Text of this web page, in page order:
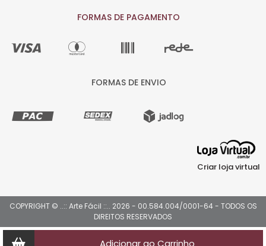
Adicionar ao Carrinho
FORMAS DE PAGAMENTO
FORMAS DE ENVIO
Criar loja virtual
COPYRIGHT © ..:: Arte Fácil ::.. 2026 - 00.584.004/0001-64 - TODOS OS
DIREITOS RESERVADOS